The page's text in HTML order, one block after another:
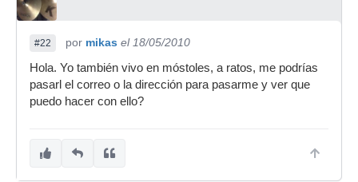
#22 por mikas el 18/05/2010
Hola. Yo también vivo en móstoles, a ratos, me podrías
pasarl el correo o la dirección para pasarme y ver que
puedo hacer con ello?